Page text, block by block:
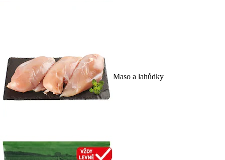
Maso a lahůdky